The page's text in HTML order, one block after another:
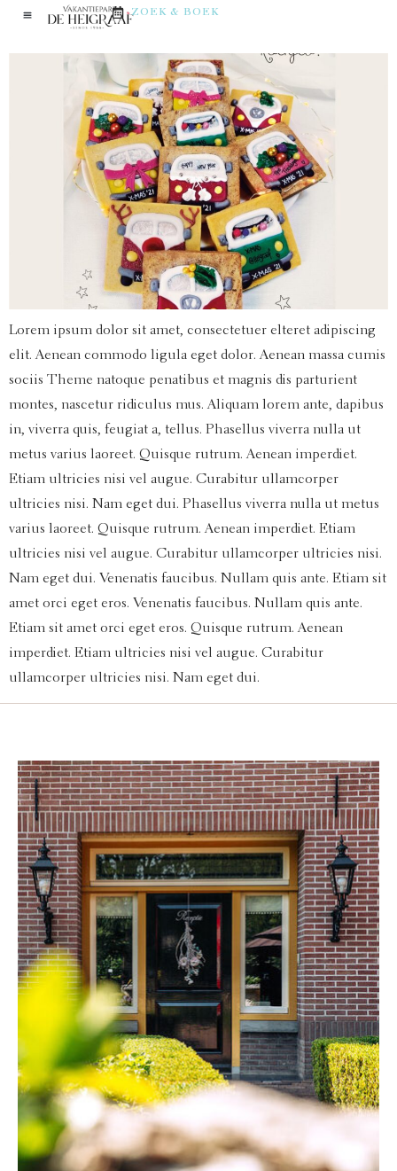
ZOEK & BOEK
Wij wensen u fijne feestdagen!
Lorem ipsum dolor sit amet, consectetuer elteret adipiscing
elit. Aenean commodo ligula eget dolor. Aenean massa cumis
sociis Theme natoque penatibus et magnis dis parturient
montes, nascetur ridiculus mus. Aliquam lorem ante, dapibus
in, viverra quis, feugiat a, tellus. Phasellus viverra nulla ut
metus varius laoreet. Quisque rutrum. Aenean imperdiet.
Etiam ultricies nisi vel augue. Curabitur ullamcorper
ultricies nisi. Nam eget dui. Phasellus viverra nulla ut metus
varius laoreet. Quisque rutrum. Aenean imperdiet. Etiam
ultricies nisi vel augue. Curabitur ullamcorper ultricies nisi.
Nam eget dui. Venenatis faucibus. Nullam quis ante. Etiam sit
amet orci eget eros. Venenatis faucibus. Nullam quis ante.
Etiam sit amet orci eget eros. Quisque rutrum. Aenean
imperdiet. Etiam ultricies nisi vel augue. Curabitur
ullamcorper ultricies nisi. Nam eget dui.